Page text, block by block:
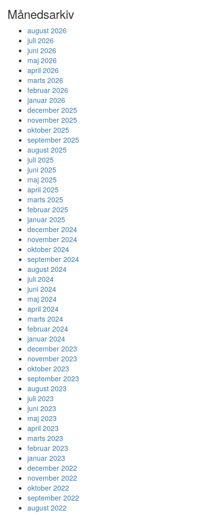
Månedsarkiv
august 2026
juli 2026
juni 2026
maj 2026
april 2026
marts 2026
februar 2026
januar 2026
december 2025
november 2025
oktober 2025
september 2025
august 2025
juli 2025
juni 2025
maj 2025
april 2025
marts 2025
februar 2025
januar 2025
december 2024
november 2024
oktober 2024
september 2024
august 2024
juli 2024
juni 2024
maj 2024
april 2024
marts 2024
februar 2024
januar 2024
december 2023
november 2023
oktober 2023
september 2023
august 2023
juli 2023
juni 2023
maj 2023
april 2023
marts 2023
februar 2023
januar 2023
december 2022
november 2022
oktober 2022
september 2022
august 2022